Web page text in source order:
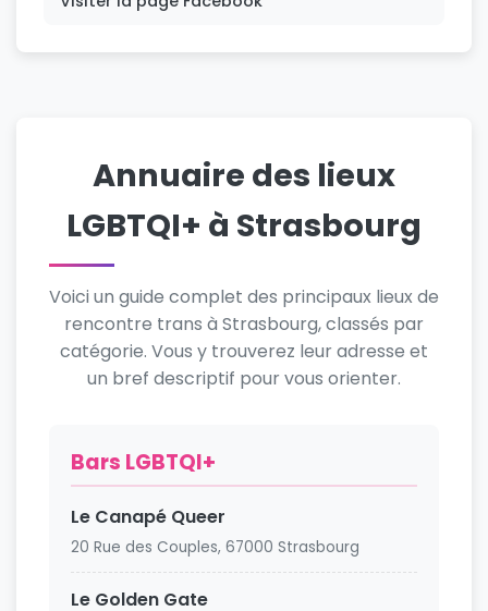
Annuaire des lieux
LGBTQI+ à Strasbourg
Voici un guide complet des principaux lieux de
rencontre trans à Strasbourg, classés par
catégorie. Vous y trouverez leur adresse et
un bref descriptif pour vous orienter.
Bars LGBTQI+
Le Canapé Queer
20 Rue des Couples, 67000 Strasbourg
Le Golden Gate